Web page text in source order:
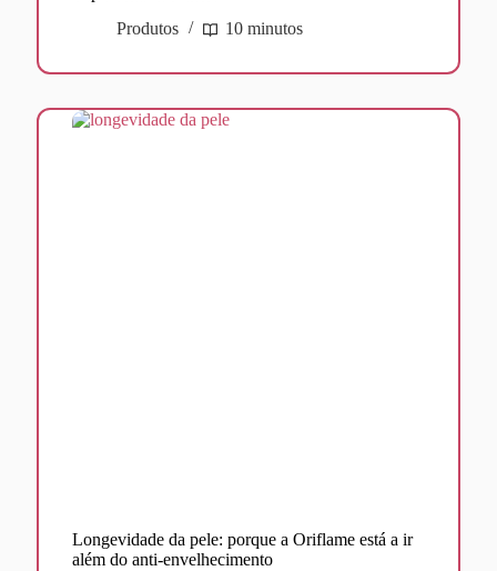
Produtos
10 minutos
Longevidade da pele: porque a Oriflame está a ir
além do anti-envelhecimento